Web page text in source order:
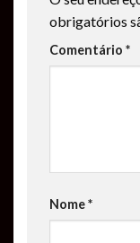
obrigatórios
Comentário *
Nome*